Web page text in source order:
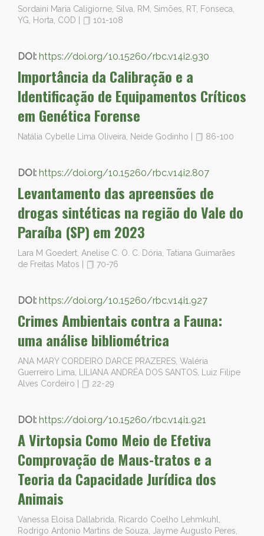
Sordaini Maria Caligiorne, Silva, RM, Simões, RT, Fonseca,
YG, Horta, COD
101-108
DOI: https://doi.org/10.15260/rbc.v14i2.930
Importância da Calibração e a
Identificação de Equipamentos Críticos
em Genética Forense
Natália Cybelle Lima Oliveira, Neide Godinho 86-100
DOI: https://doi.org/10.15260/rbc.v14i2.807
Levantamento das apreensões de
drogas sintéticas na região do Vale do
Paraíba (SP) em 2023
Lara M Goedert, Anelise C. O. C. Dória, Tatiana Guimarães
de Freitas Matos
70-76
DOI: https://doi.org/10.15260/rbc.v14i1.927
Crimes Ambientais contra a Fauna:
uma análise bibliométrica
ANA MARY CORDEIRO DARCE PRAZERES, Waléria
Guerreiro Lima, LILIANA ANDRÉA DOS SANTOS, Luiz Filipe
Alves Cordeiro
22-29
DOI: https://doi.org/10.15260/rbc.v14i1.921
A Virtopsia Como Meio de Efetiva
Comprovação de Maus-tratos e a
Teoria da Capacidade Jurídica dos
Animais
Vanessa Eloisa Dallabrida, Ricardo Coelho Lehmkuhl,
Rodrigo Antonio Martins de Souza, Jayme Augusto Peres,